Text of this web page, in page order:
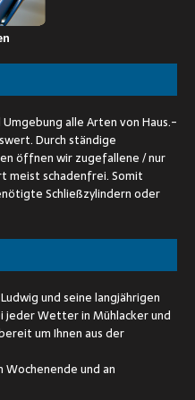
alle Arten von Haus.-
Durch ständige
öffnen wir zugefallene / nur
meist schadenfrei. Somit
Schließzylindern oder
und seine langjährigen
jeder Wetter in Mühlacker und
um Ihnen aus der
Wochenende und an